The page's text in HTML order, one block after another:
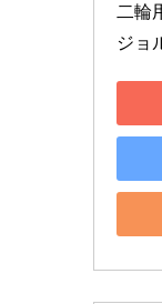
二輪
ジョ